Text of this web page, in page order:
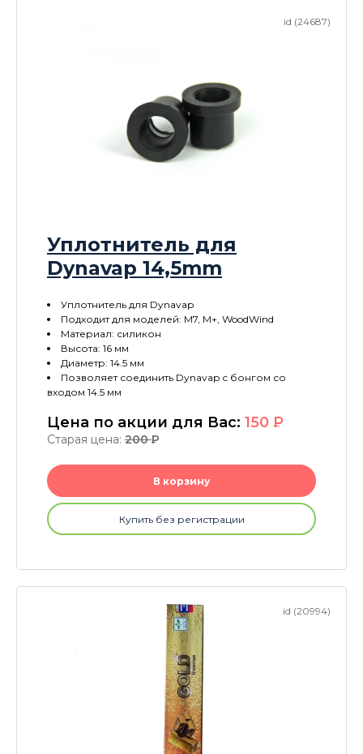
id (24687)
Уплотнитель для
Dynavap 14,5mm
Уплотнитель для Dynavap
Подходит для моделей: M7, M+, WoodWind
Материал: силикон
Высота: 16 мм
Диаметр: 14.5 мм
Позволяет соединить Dynavap с бонгом со
входом 14.5 мм
Цена по акции для Вас: 150 P
Старая цена: 200P
В корзину
Купить без регистрации
id (20994)